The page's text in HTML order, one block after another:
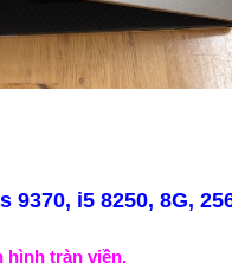
9370, i5 8250, 8G,
hình tràn viền.